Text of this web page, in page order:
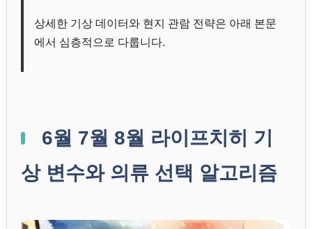
상세한 기상 데이터와 현지 관람 전략은 아래 본문
에서 심층적으로 다룹니다.
6월 7월 8월 라이프치히 기
상 변수와 의류 선택 알고리즘